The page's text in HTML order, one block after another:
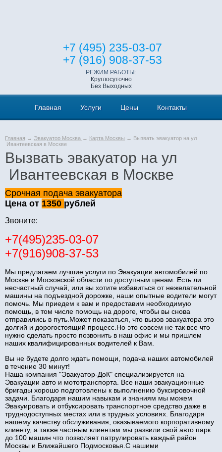
+7 (495) 235-03-07
+7 (916) 908-37-53
РЕЖИМ РАБОТЫ:
Круглосуточно
Без Выходных
Главная Услуги Цены Контакты
Главная → Эвакуатор Москва → Карта Москвы → Вызвать эвакуатор на ул
Ивантеевская в Москве
Вызвать эвакуатор на ул
Ивантеевская в Москве
Срочная подача эвакуатора
Цена от 1350 рублей
Звоните:
+7(495)235-03-07
+7(916)908-37-53
Мы предлагаем лучшие услуги по Эвакуации автомобилей по
Москве и Московской области по доступным ценам. Есть ли
несчастный случай, или вы хотите избавиться от нежелательной
машины на подъездной дорожке, наши опытные водители могут
помочь. Мы приедем к вам и предоставим необходимую
помощь, в том числе помощь на дороге, чтобы вы снова
отправились в путь.Может показаться, что вызов эвакуатора это
долгий и дорогостоящий процесс.Но это совсем не так все что
нужно сделать просто позвонить в наш офис и мы пришлем
наших квалифицированных водителей к Вам.
Вы не будете долго ждать помощи, подача наших автомобилей
в течение 30 минут!
Наша компания "Эвакуатор-ДоК" специализируется на
Эвакуации авто и мототранспорта. Все наши эвакуационные
бригады хорошо подготовлены к выполнению буксировочной
задачи. Благодаря нашим навыкам и знаниям мы можем
Эвакуировать и отбуксировать транспортное средство даже в
труднодоступных местах или в трудных условиях. Благодаря
нашему качеству обслуживания, оказываемого корпоративному
клиенту, а также частным клиентам мы развили свой авто парк
до 100 машин что позволяет патрулировать каждый район
Москвы и Ближайшего Подмосковья.С нашими